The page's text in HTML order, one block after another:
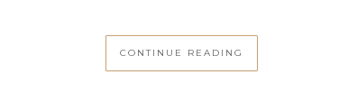
CONTINUE READING